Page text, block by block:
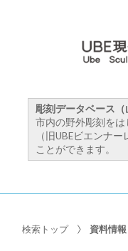
彫刻データベース（
市内の野外彫刻をは
（旧UBEビエンナ
ことができます。
検索トップ 資料情報